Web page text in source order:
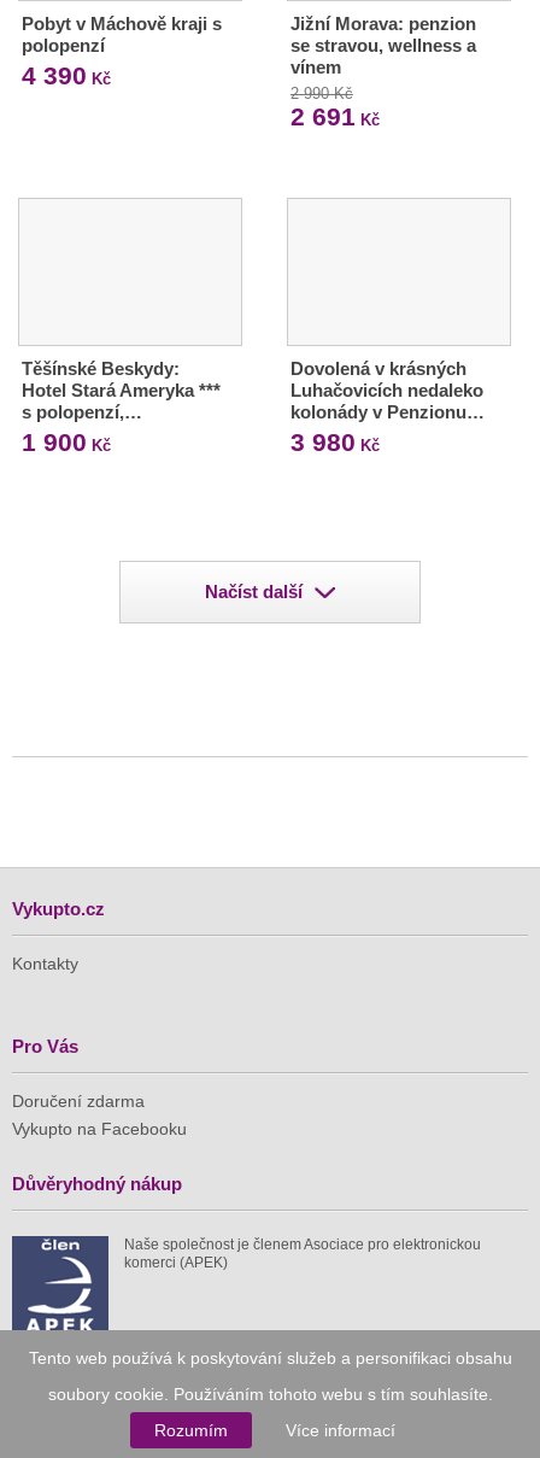
Tento web používá k poskytování služeb a personifikaci obsahu
soubory cookie. Používáním tohoto webu s tím souhlasíte.
Rozumím
Více informací
Pobyt v Máchově kraji s
polopenzí
4 390 Kč
Jižní Morava: penzion
se stravou, wellness a
vínem
2 990 Kč
2 691 Kč
Těšínské Beskydy:
Hotel Stará Ameryka ***
s polopenzí,…
1 900 Kč
Dovolená v krásných
Luhačovicích nedaleko
kolonády v Penzionu…
3 980 Kč
Načíst další
Vykupto.cz
Kontakty
Pro Vás
Doručení zdarma
Vykupto na Facebooku
Důvěryhodný nákup
Naše společnost je členem Asociace pro elektronickou
komerci (APEK)
Již od roku 2010